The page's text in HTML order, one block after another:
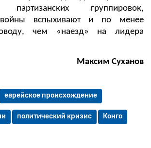
еврейское происхождение
политический кризис Конго
партизанских группировок,
войны вспыхивают и по менее
чем «наезд» на лидера
Максим Суханов